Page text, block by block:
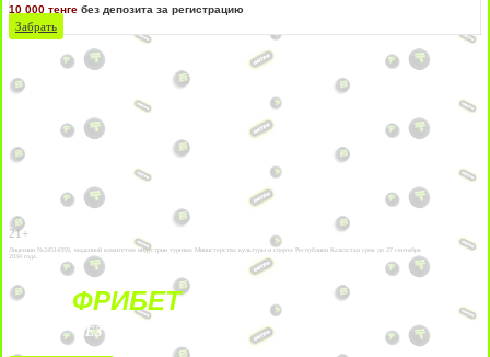
10 000 тенге без депозита за регистрацию
Забрать
21+
Лицензии №24514359, выданной комитетом индустрии туризма Министерства культуры и спорта Республики Казахстан срок до 27 сентября
2034 года.
ФРИБЕТ
БЕЗ УСЛОВИЙ